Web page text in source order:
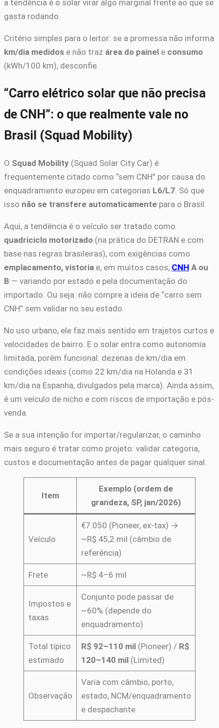
a tendência é o solar virar algo marginal frente ao que se
gasta rodando.
Critério simples para o leitor: se a promessa não informa
km/dia medidos e não traz área do painel e consumo
(kWh/100 km), desconfie.
“Carro elétrico solar que não precisa
de CNH”: o que realmente vale no
Brasil (Squad Mobility)
O Squad Mobility (Squad Solar City Car) é
frequentemente citado como “sem CNH” por causa do
enquadramento europeu em categorias L6/L7. Só que
isso não se transfere automaticamente para o Brasil.
Aqui, a tendência é o veículo ser tratado como
quadriciclo motorizado (na prática do DETRAN e com
base nas regras brasileiras), com exigências como
emplacamento, vistoria e, em muitos casos, CNH A ou
B — variando por estado e pela documentação do
importado. Ou seja: não compre a ideia de “carro sem
CNH” sem validar no seu estado.
No uso urbano, ele faz mais sentido em trajetos curtos e
velocidades de bairro. E o solar entra como autonomia
limitada, porém funcional: dezenas de km/dia em
condições ideais (como 22 km/dia na Holanda e 31
km/dia na Espanha, divulgados pela marca). Ainda assim,
é um veículo de nicho e com riscos de importação e pós-
venda.
Se a sua intenção for importar/regularizar, o caminho
mais seguro é tratar como projeto: validar categoria,
custos e documentação antes de pagar qualquer sinal.
Item
Exemplo (ordem de
grandeza, SP, jan/2026)
Veículo
€7.050 (Pioneer, ex-tax) →
~R$ 45,2 mil (câmbio de
referência)
Frete ~R$ 4–6 mil
Impostos e
taxas
Conjunto pode passar de
~60% (depende do
enquadramento)
Total típico
estimado
R$ 92–110 mil(Pioneer) / R$
120–140 mil(Limited)
Observação
Varia com câmbio, porto,
estado, NCM/enquadramento
e despachante